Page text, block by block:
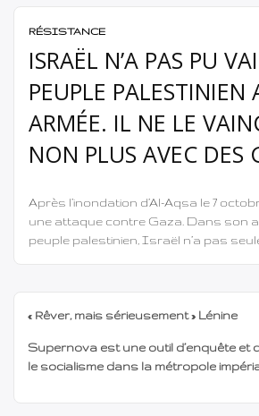
RÉSISTANCE
ISRAËL N’A PAS PU
PEUPLE PALESTINIEN
ARMÉE. IL NE LE
NON PLUS AVEC DES
Après l’inondation d’Al-Aqsa le 7
une attaque contre Gaza. Dans son
peuple palestinien, Israël n’a pas
corrompre le peuple palestinien, […]
« Rêver, mais sérieusement » Lénine
Supernova est une outil d’enquête et
le socialisme dans la métropole